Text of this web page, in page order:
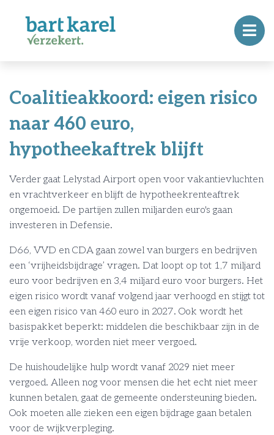
Coalitieakkoord: eigen risico
naar 460 euro,
hypotheekaftrek blijft
Verder gaat Lelystad Airport open voor vakantievluchten
en vrachtverkeer en blijft de hypotheekrenteaftrek
ongemoeid. De partijen zullen miljarden euro's gaan
investeren in Defensie.
D66, VVD en CDA gaan zowel van burgers en bedrijven
een ‘vrijheidsbijdrage’ vragen. Dat loopt op tot 1,7 miljard
euro voor bedrijven en 3,4 miljard euro voor burgers. Het
eigen risico wordt vanaf volgend jaar verhoogd en stijgt tot
een eigen risico van 460 euro in 2027. Ook wordt het
basispakket beperkt: middelen die beschikbaar zijn in de
vrije verkoop, worden niet meer vergoed.
De huishoudelijke hulp wordt vanaf 2029 niet meer
vergoed. Alleen nog voor mensen die het echt niet meer
kunnen betalen, gaat de gemeente ondersteuning bieden.
Ook moeten alle zieken een eigen bijdrage gaan betalen
voor de wijkverpleging.